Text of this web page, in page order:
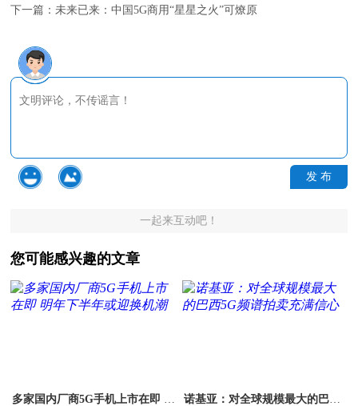
下一篇：未来已来：中国5G商用“星星之火”可燎原
发 布
一起来互动吧！
您可能感兴趣的文章
多家国内厂商5G手机上市在即 明
诺基亚：对全球规模最大的巴西5